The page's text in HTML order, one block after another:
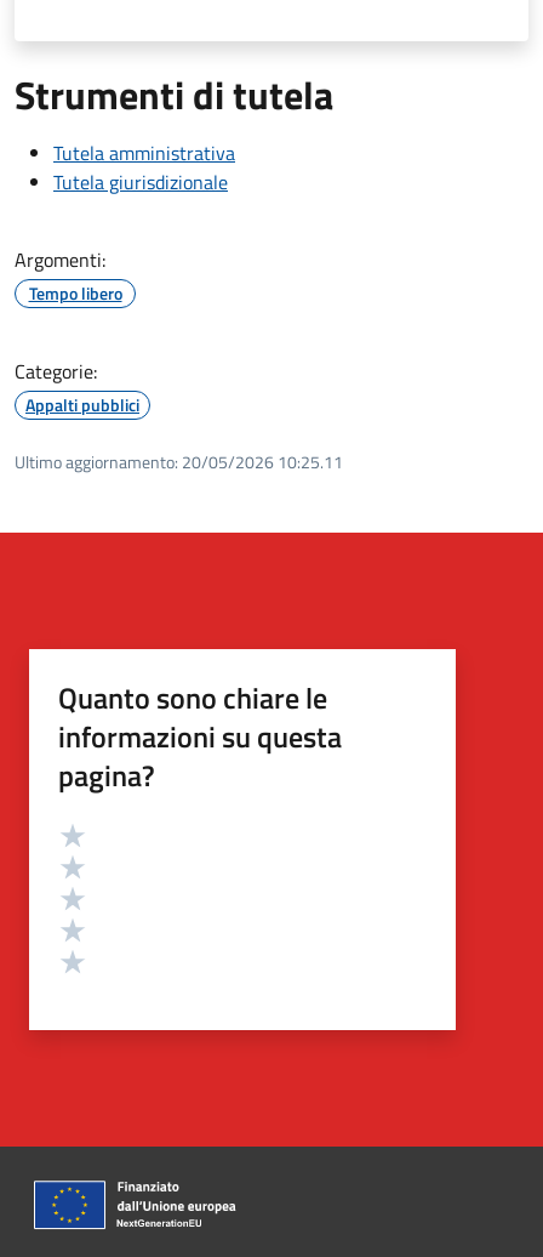
Strumenti di tutela
Tutela amministrativa
Tutela giurisdizionale
Argomenti:
Tempo libero
Categorie:
Appalti pubblici
Ultimo aggiornamento: 20/05/2026 10:25.11
Quanto sono chiare le
informazioni su questa
pagina?
Valutazione